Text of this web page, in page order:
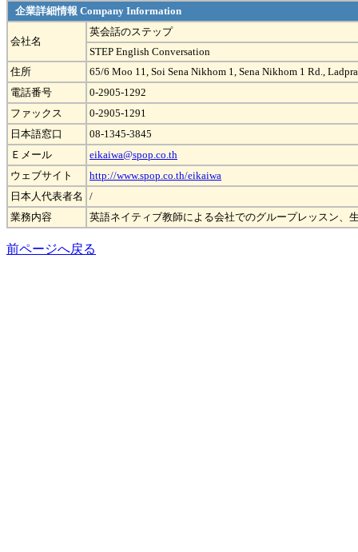
企業詳細情報 Company Information
会社名
英会話のステップ
STEP English Conversation
住所
65/6 Moo 11, Soi Sena Nikhom 1, Sena Nikhom 1 Rd.,
電話番号
0-2905-1292
ファックス
0-2905-1291
日本語窓口
08-1345-3845
Ｅメール
eikaiwa@spop.co.th
ウェブサイト
http://www.spop.co.th/eikaiwa
日本人代表者名
/
業務内容
英語ネイティブ教師による会社でのグループレッスン、
前ページへ戻る